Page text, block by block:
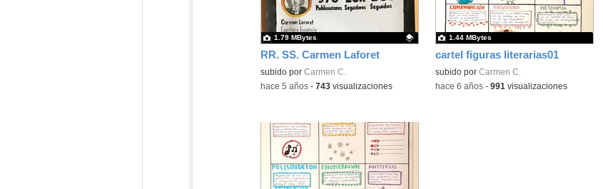
RR. SS. Carmen Laforet
Contenido educativo.
subido por Carmen C.
1.79 MBytes
-hace 5 años- 743visualizaciones
cartel figuras literarias01
subido por Carmen C.
1.44 MBytes
-hace 6 años- 991 visualizaciones